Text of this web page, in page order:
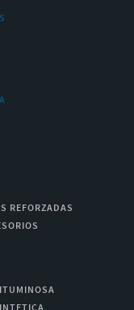
REFORZADAS